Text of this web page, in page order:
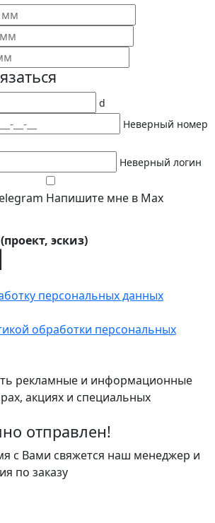
d
Неверный номер
Неверный логин
Напишите мне в Max
(проект, эскиз)
персональных данных
обработки персональных
рекламные и информационные
акциях и специальных
отправлен!
с Вами свяжется наш менеджер и
по заказу